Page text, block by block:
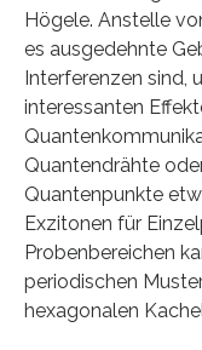
Högele. Anstelle
es ausgedehnte
Interferenzen sind,
interessanten
Quantendrähte
Quantenpunkte
Exzitonen für
Probenbereichen
periodischen
hexagonalen